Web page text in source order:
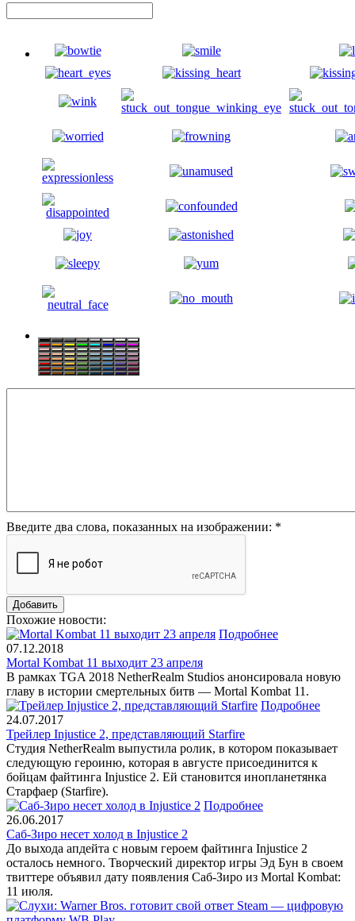
Введите два слова, показанных на изображении: *
Похожие новости:
Подробнее
07.12.2018
Mortal Kombat 11 выходит 23 апреля
В рамках TGA 2018 NetherRealm Studios анонсировала новую
главу в истории смертельных битв — Mortal Kombat 11.
Подробнее
24.07.2017
Трейлер Injustice 2, представляющий Starfire
Студия NetherRealm выпустила ролик, в котором показывает
следующую героиню, которая в августе присоединится к
бойцам файтинга Injustice 2. Ей становится инопланетянка
Старфаер (Starfire).
Подробнее
26.06.2017
Саб-Зиро несет холод в Injustice 2
До выхода апдейта с новым героем файтинга Injustice 2
осталось немного. Творческий директор игры Эд Бун в своем
твиттере объявил дату появления Саб-Зиро из Mortal Kombat:
11 июля.